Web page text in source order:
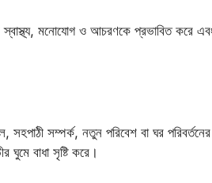
স্বাস্থ্য, মনোযোগ ও আচরণকে প্রভাবিত করে এবং
সম্পর্ক, নতুন পরিবেশ বা ঘর পরিবর্তনের
বাধা সৃষ্টি করে।